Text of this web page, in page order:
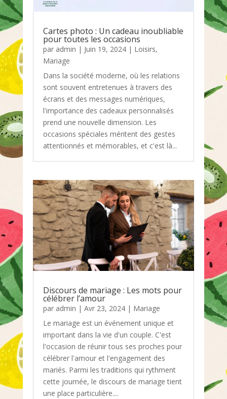
Cartes photo : Un cadeau inoubliable
pour toutes les occasions
par admin | Juin 19, 2024| Loisirs,
Mariage
Dans la société moderne, où les relations
sont souvent entretenues à travers des
écrans et des messages numériques,
l'importance des cadeaux personnalisés
prend une nouvelle dimension. Les
occasions spéciales méritent des gestes
attentionnés et mémorables, et c'est là...
Discours de mariage : Les mots pour
célébrer l’amour
par admin | Avr 23, 2024| Mariage
Le mariage est un événement unique et
important dans la vie d'un couple. C'est
l'occasion de réunir tous ses proches pour
célébrer l'amour et l'engagement des
mariés. Parmi les traditions qui rythment
cette journée, le discours de mariage tient
une place particulière....